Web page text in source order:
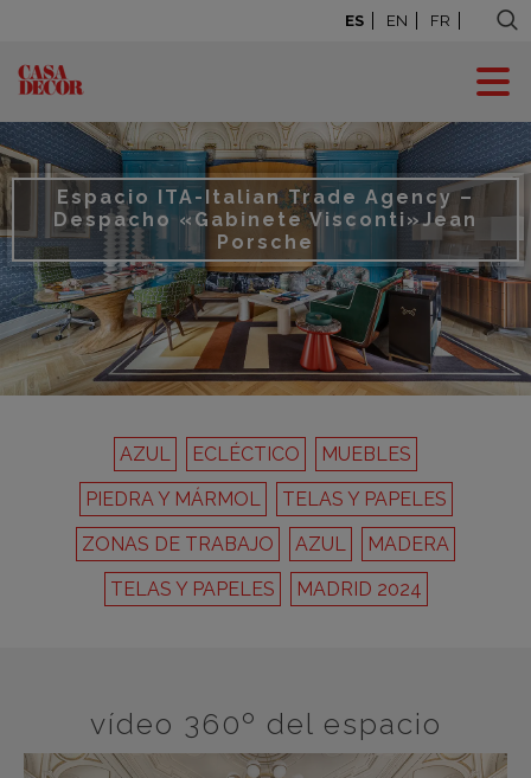
ES EN FR
Espacio ITA-Italian Trade Agency –
Despacho «Gabinete Visconti»Jean
Porsche
AZUL ECLÉCTICO
MUEBLES
PIEDRA Y MÁRMOL
TELAS Y PAPELES
ZONAS DE TRABAJO
AZUL
MADERA
TELAS Y PAPELES
MADRID 2024
vídeo 360º del espacio